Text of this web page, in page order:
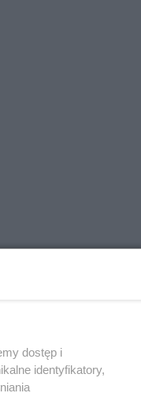
dostęp i
identyfikatory,